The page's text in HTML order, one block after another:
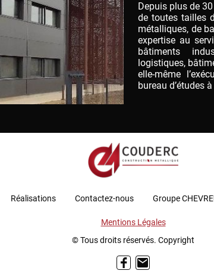
Depuis plus de
de toutes tailles
métalliques, de
expertise au
bâtiments
logistiques,
elle-même
bureau d’études
Réalisations Contactez-nous Groupe
Mentions Légales
© Tous droits réservés. Copyright